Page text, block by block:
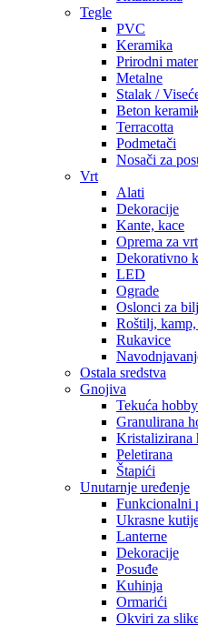
Tegle
PVC
Keramika
Prirodni
Metalne
Stalak /
Beton
Terracotta
Podmetači
Nosači za
Vrt
Alati
Dekoracije
Kante, kace
Oprema za vrt
Dekorativno
LED
Ograde
Oslonci za
Roštilj,
Rukavice
Ostala sredstva
Gnojiva
Tekuća hobby
Granulirana
Kristalizirana
Peletirana
Štapići
Unutarnje uređenje
Funkcionalni
Ukrasne
Lanterne
Dekoracije
Posuđe
Kuhinja
Ormarići
Okviri za